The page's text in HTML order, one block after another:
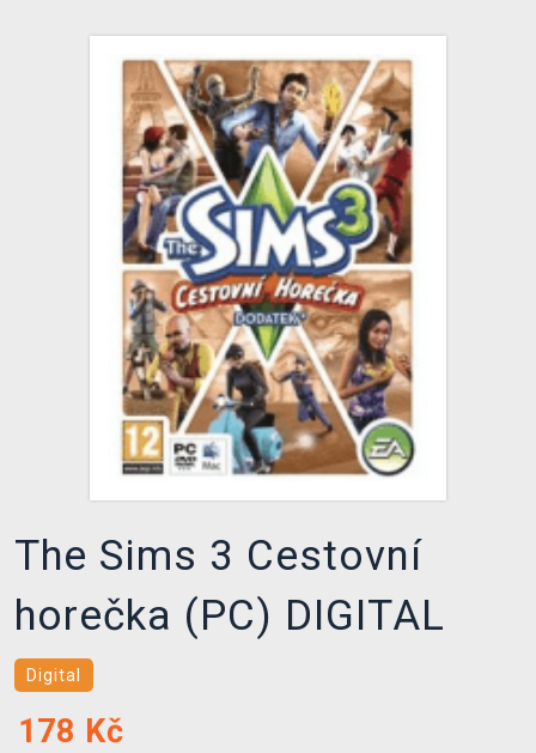
PRODEJNY
XZONE KLUB
TCG & BOARDGAME HUB
VÝKUP HER (BAZAR)
The Sims 3 Cestovní
horečka (PC) DIGITAL
Digital
178 Kč